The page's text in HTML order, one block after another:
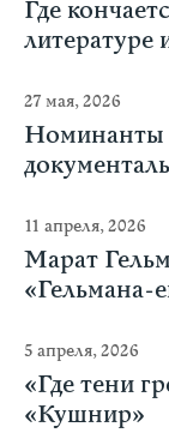
Где
литературе
27 мая, 2026
Номинанты
11 апреля, 2026
Марат
«Гельмана-
5 апреля, 2026
«Где тени
«Кушнир»